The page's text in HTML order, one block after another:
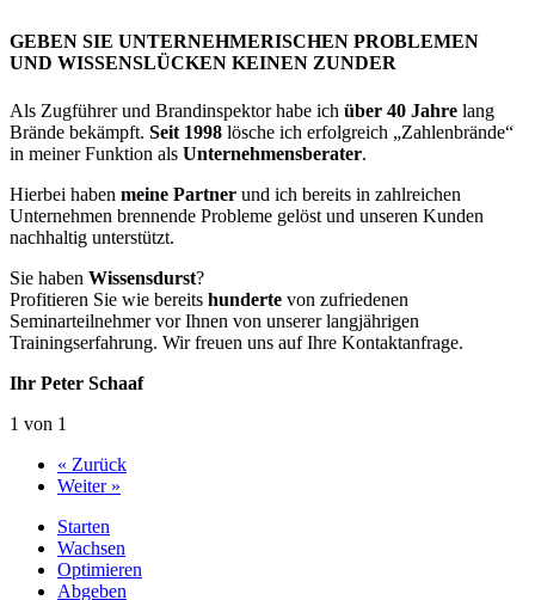
GEBEN SIE UNTERNEHMERISCHEN PROBLEMEN
UND WISSENSLÜCKEN KEINEN ZUNDER
Als Zugführer und Brandinspektor habe ich über 40 Jahre lang
Brände bekämpft. Seit 1998 lösche ich erfolgreich „Zahlenbrände“
in meiner Funktion als Unternehmensberater.
Hierbei haben meine Partner und ich bereits in zahlreichen
Unternehmen brennende Probleme gelöst und unseren Kunden
nachhaltig unterstützt.
Sie haben Wissensdurst?
Profitieren Sie wie bereits hunderte von zufriedenen
Seminarteilnehmer vor Ihnen von unserer langjährigen
Trainingserfahrung. Wir freuen uns auf Ihre Kontaktanfrage.
Ihr Peter Schaaf
1 von 1
« Zurück
Weiter »
Starten
Wachsen
Optimieren
Abgeben